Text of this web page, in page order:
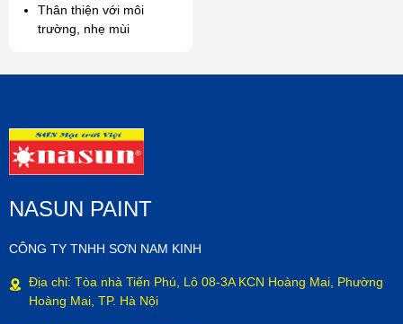
Thân thiện với môi
trường, nhẹ mùi
NASUN PAINT
CÔNG TY TNHH SƠN NAM KINH
Địa chỉ: Tòa nhà Tiến Phú, Lô 08-3A KCN Hoàng Mai, Phường
Hoàng Mai, TP. Hà Nội